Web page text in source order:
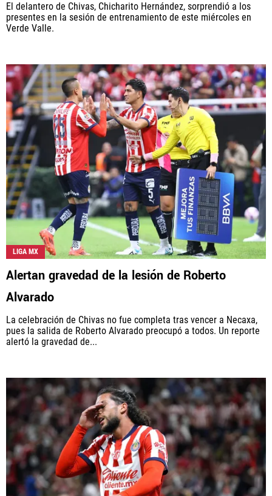
El delantero de Chivas, Chicharito Hernández, sorprendió a los
presentes en la sesión de entrenamiento de este miércoles en
Verde Valle.
LIGA MX
Alertan gravedad de la lesión de Roberto
Alvarado
La celebración de Chivas no fue completa tras vencer a Necaxa,
pues la salida de Roberto Alvarado preocupó a todos. Un reporte
alertó la gravedad de...